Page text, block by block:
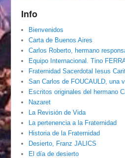
Info
Bienvenidos
Carta de Buenos Aires
Carlos Roberto, hermano
Equipo Internacional. Tino
Fraternidad Sacerdotal Iesus
San Carlos de FOUCAULD, una
Escritos originales del hermano
Nazaret
La Revisión de Vida
La pertenencia a la Fraternidad
Historia de la Fraternidad
Desierto, Franz JALICS
El día de desierto